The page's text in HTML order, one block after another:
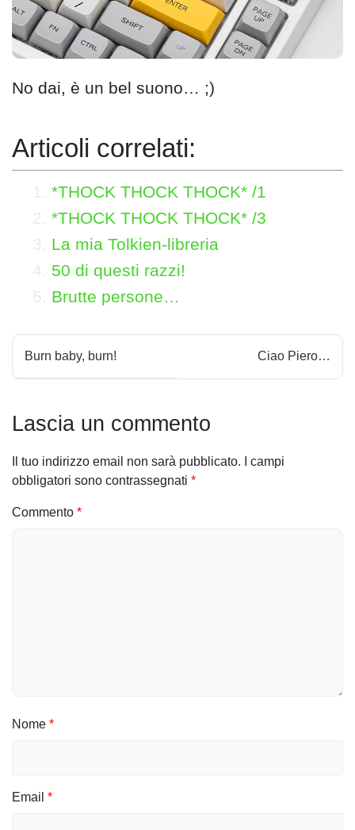
No dai, è un bel suono… ;)
Articoli correlati:
*THOCK THOCK THOCK* /1
*THOCK THOCK THOCK* /3
La mia Tolkien-libreria
50 di questi razzi!
Brutte persone…
N
a
v
i
g
a
c
Burn baby, burn! Ciao Piero…
Lascia un commento
Il tuo indirizzo email non sarà pubblicato.
I campi
obbligatori sono contrassegnati *
Commento *
Nome *
Email *